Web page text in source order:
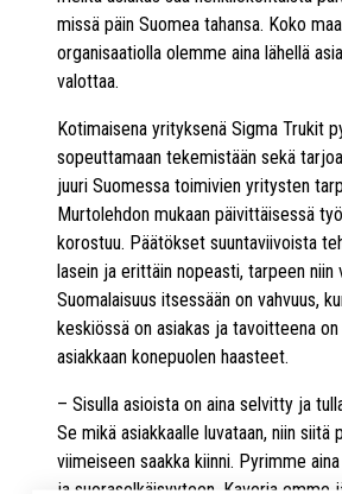
missä päin Suomea tahansa. Koko
organisaatiolla olemme aina lähellä
valottaa.
Kotimaisena yrityksenä Sigma Trukit
sopeuttamaan tekemistään sekä
juuri Suomessa toimivien yritysten
Murtolehdon mukaan päivittäisessä
korostuu. Päätökset suuntaviivoista
lasein ja erittäin nopeasti, tarpeen niin
Suomalaisuus itsessään on vahvuus,
keskiössä on asiakas ja tavoitteena
asiakkaan konepuolen haasteet.
– Sisulla asioista on aina selvitty ja
Se mikä asiakkaalle luvataan, niin siitä
viimeiseen saakka kiinni. Pyrimme